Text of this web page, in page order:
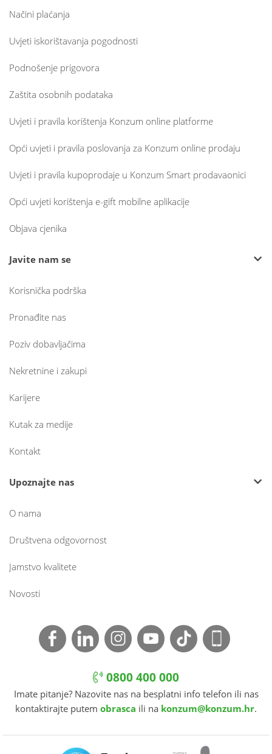
Načini plaćanja
Uvjeti iskorištavanja pogodnosti
Podnošenje prigovora
Zaštita osobnih podataka
Uvjeti i pravila korištenja Konzum online platforme
Opći uvjeti i pravila poslovanja za Konzum online prodaju
Uvjeti i pravila kupoprodaje u Konzum Smart prodavaonici
Opći uvjeti korištenja e-gift mobilne aplikacije
Objava cjenika
Javite nam se
Korisnička podrška
Pronađite nas
Poziv dobavljačima
Nekretnine i zakupi
Karijere
Kutak za medije
Kontakt
Upoznajte nas
O nama
Društvena odgovornost
Jamstvo kvalitete
Novosti
0800 400 000
Imate pitanje? Nazovite nas na besplatni info telefon ili nas
kontaktirajte putem obrasca ili na konzum@konzum.hr.